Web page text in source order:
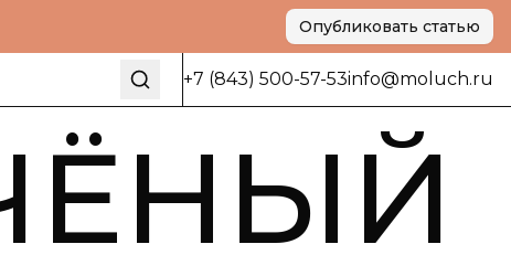
Опубликовать статью
+7 (843) 500-57-53info@moluch.ru